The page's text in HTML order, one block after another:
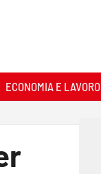
ECONOMIA E LAVORO